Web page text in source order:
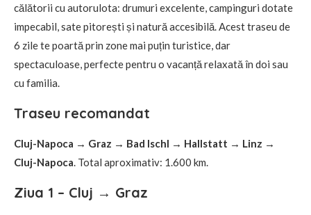
călătorii cu autorulota: drumuri excelente, campinguri dotate
impecabil, sate pitorești și natură accesibilă. Acest traseu de
6 zile te poartă prin zone mai puțin turistice, dar
spectaculoase, perfecte pentru o vacanță relaxată în doi sau
cu familia.
Traseu recomandat
Cluj-Napoca → Graz → Bad Ischl → Hallstatt → Linz →
Cluj-Napoca. Total aproximativ: 1.600 km.
Ziua 1 – Cluj → Graz